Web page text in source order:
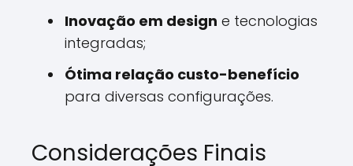
Inovação em design e tecnologias
integradas;
Ótima relação custo-benefício
para diversas configurações.
Considerações Finais